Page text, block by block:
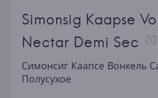
Simonsig Kaapse
Nectar Demi Sec
Симонсиг Каапсе Вонкель
Полусухое